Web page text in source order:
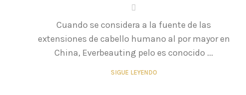
Cuando se considera a la fuente de las
extensiones de cabello humano al por mayor en
China, Everbeauting pelo es conocido ...
SIGUE LEYENDO